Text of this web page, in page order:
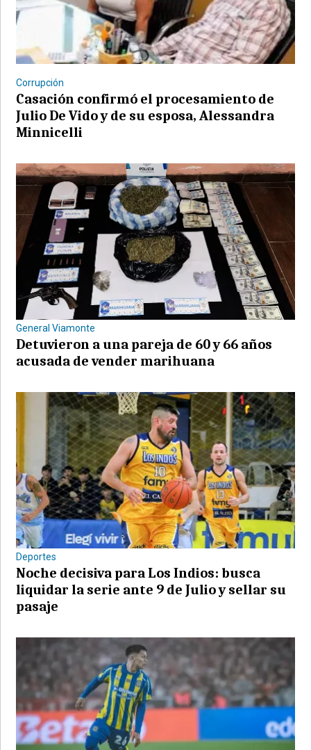
Corrupción
Casación confirmó el procesamiento de
Julio De Vido y de su esposa, Alessandra
Minnicelli
General Viamonte
Detuvieron a una pareja de 60 y 66 años
acusada de vender marihuana
Deportes
Noche decisiva para Los Indios: busca
liquidar la serie ante 9 de Julio y sellar su
pasaje